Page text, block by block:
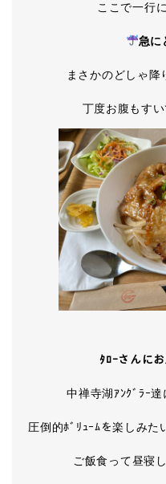
ここで一行
急に
まさかのどしゃ
丁度お腹もす
ﾀﾛｰさんに
中禅寺湖ｱﾝｸﾞﾗｰ達
圧倒的ﾎﾞﾘｭｰﾑを楽しみた
ご飯食って昼寝